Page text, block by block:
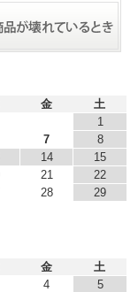
金
土
1
7
8
14
15
21
22
28
29
金
土
4
5